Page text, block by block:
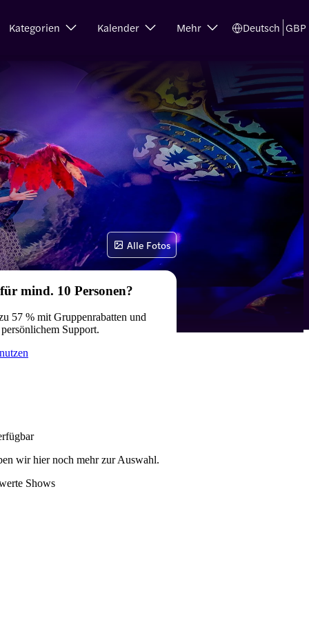
Kategorien Kalender Mehr Deutsch GBP
Alle Fotos
mind. 10 Personen?
57 % mit Gruppenrabatten und
Support.
wir hier noch mehr zur Auswahl.
Shows